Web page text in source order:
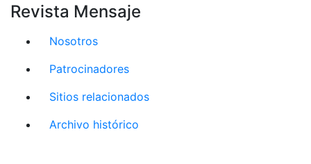
Revista Mensaje
Nosotros
Patrocinadores
Sitios relacionados
Archivo histórico